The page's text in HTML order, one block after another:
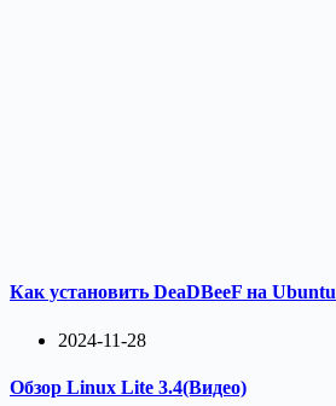
Как установить DeaDBeeF на Ubuntu
2024-11-28
Обзор Linux Lite 3.4(Видео)